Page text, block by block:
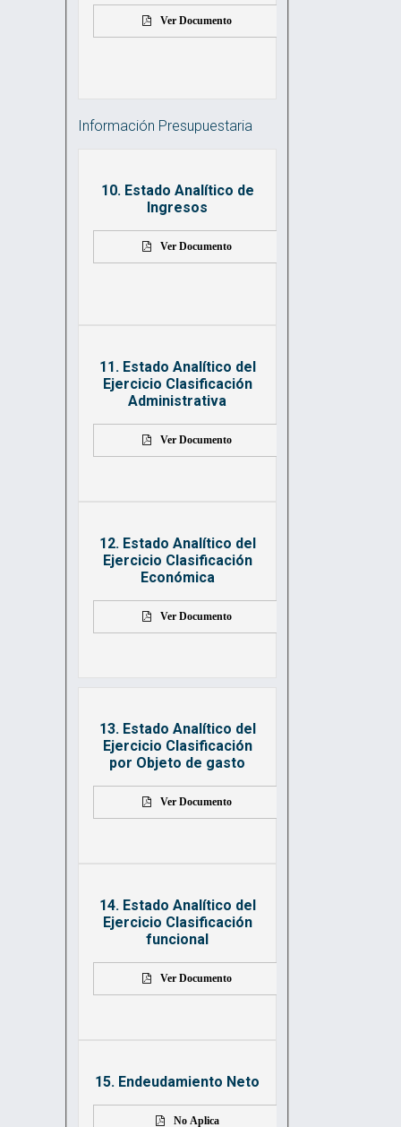
Ver Documento
Información Presupuestaria
10. Estado Analítico de
Ingresos
Ver Documento
11. Estado Analítico del
Ejercicio Clasificación
Administrativa
Ver Documento
12. Estado Analítico del
Ejercicio Clasificación
Económica
Ver Documento
13. Estado Analítico del
Ejercicio Clasificación
por Objeto de gasto
Ver Documento
14. Estado Analítico del
Ejercicio Clasificación
funcional
Ver Documento
15. Endeudamiento Neto
No Aplica